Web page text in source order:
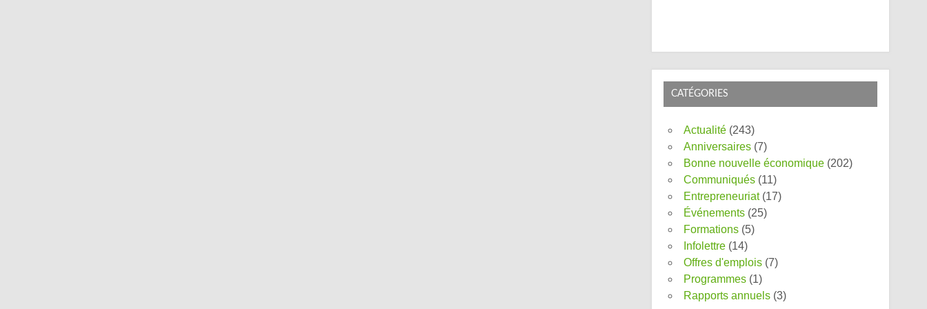
CATÉGORIES
Actualité (243)
Anniversaires (7)
Bonne nouvelle économique (202)
Communiqués (11)
Entrepreneuriat(17)
Événements (25)
Formations (5)
Infolettre (14)
Offres d'emplois (7)
Programmes (1)
Rapports annuels (3)